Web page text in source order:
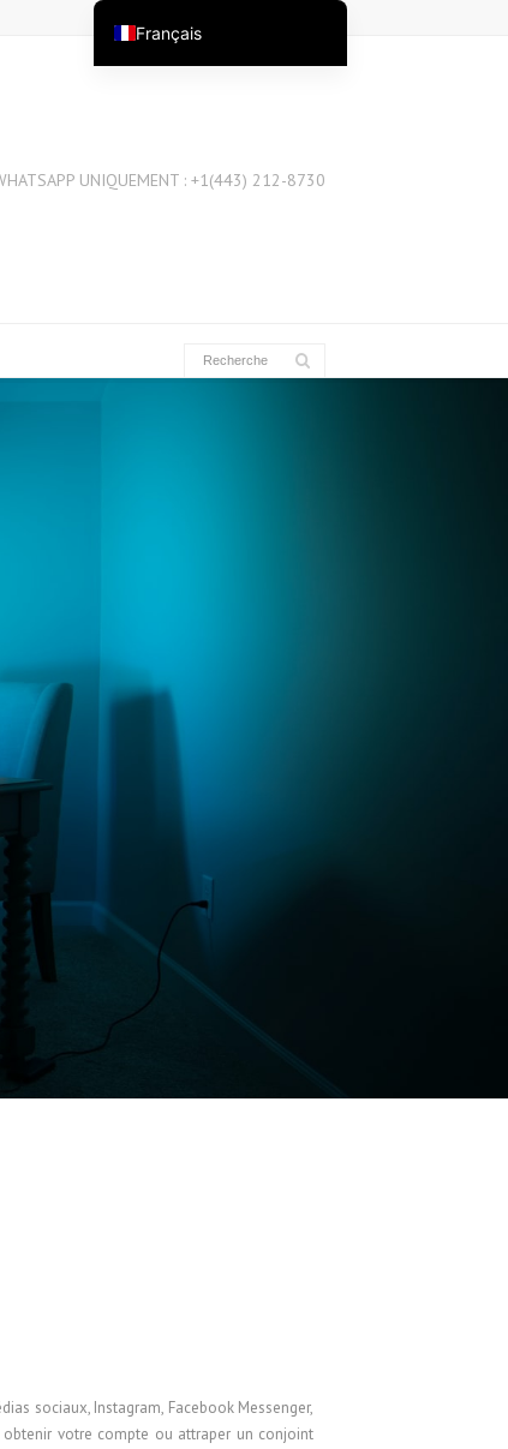
UNIQUEMENT : +1(443) 212-8730
sociaux, Instagram, Facebook Messenger,
obtenir votre compte ou attraper un conjoint
Français
English
English (Canada)
Deutsch (Österreich)
Magyar
Nederlands
Nederlands (België)
Русский